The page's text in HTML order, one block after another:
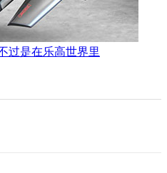
过是在乐高世界里